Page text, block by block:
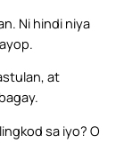
Ni hindi niya
at
sa iyo? O